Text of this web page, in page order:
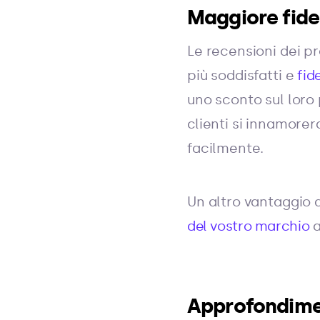
Maggiore
Le recensioni dei
più soddisfatti e
uno sconto sul
clienti si
facilmente.
Un altro vantaggio
del vostro marchio